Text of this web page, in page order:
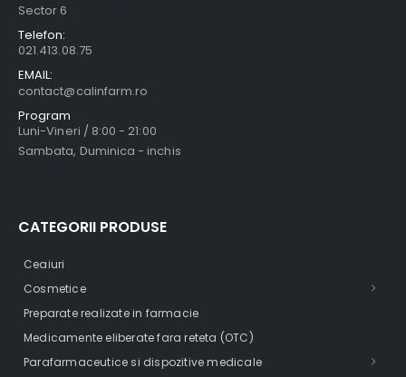
Sector 6
Telefon:
021.413.08.75
EMAIL:
contact@calinfarm.ro
Program
Luni-Vineri / 8:00 - 21:00
Sambata, Duminica - inchis
CATEGORII PRODUSE
Ceaiuri
Cosmetice
Preparate realizate in farmacie
Medicamente eliberate fara reteta (OTC)
Parafarmaceutice si dispozitive medicale